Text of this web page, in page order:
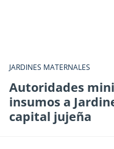
JARDINES MATERNALES
Autoridades
insumos a
capital jujeña